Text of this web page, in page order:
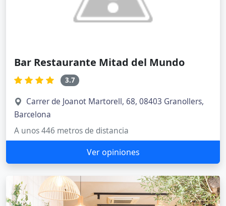
Bar Restaurante Mitad del Mundo
3.7
Carrer de Joanot Martorell, 68, 08403 Granollers,
Barcelona
A unos 446 metros de distancia
Ver opiniones